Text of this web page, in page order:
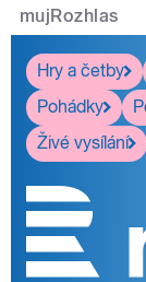
mujRozhlas
Hry a četby
Pohádky
Živé vysílání